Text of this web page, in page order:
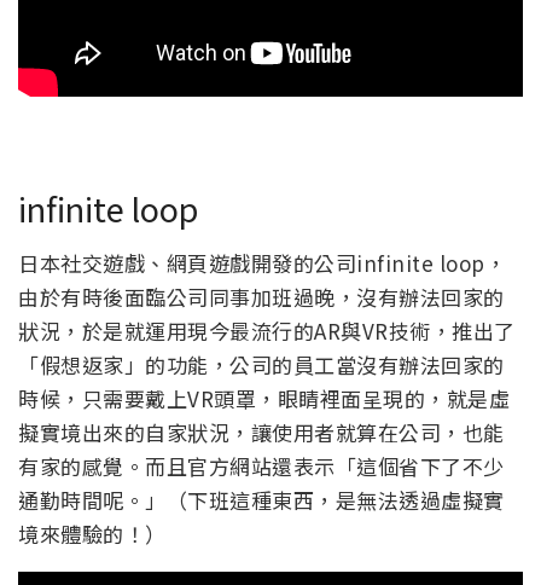
infinite loop
日本社交遊戲、網頁遊戲開發的公司infinite loop，
由於有時後面臨公司同事加班過晚，沒有辦法回家的
狀況，於是就運用現今最流行的AR與VR技術，推出了
「假想返家」的功能，公司的員工當沒有辦法回家的
時候，只需要戴上VR頭罩，眼睛裡面呈現的，就是虛
擬實境出來的自家狀況，讓使用者就算在公司，也能
有家的感覺。而且官方網站還表示「這個省下了不少
通勤時間呢。」（下班這種東西，是無法透過虛擬實
境來體驗的！）